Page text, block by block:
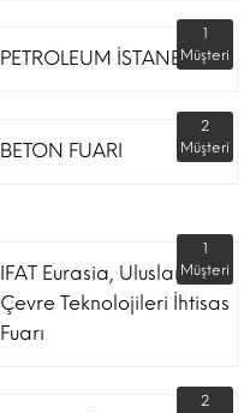
PETROLEUM İSTANBUL
1
Müşteri
BETON FUARI
2
Müşteri
IFAT Eurasia, Uluslararası
Çevre Teknolojileri İhtisas
Fuarı
1
Müşteri
2